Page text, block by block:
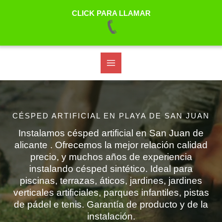
CLICK PARA LLAMAR
CÉSPED ARTIFICIAL EN PLAYA DE SAN JUAN
Instalamos césped artificial en San Juan de
alicante . Ofrecemos la mejor relación calidad
precio, y muchos años de experiencia
instalando césped sintético. Ideal para
piscinas, terrazas, áticos, jardines, jardines
verticales artificiales, parques infantiles, pistas
de pádel e tenis. Garantía de producto y de la
instalación.